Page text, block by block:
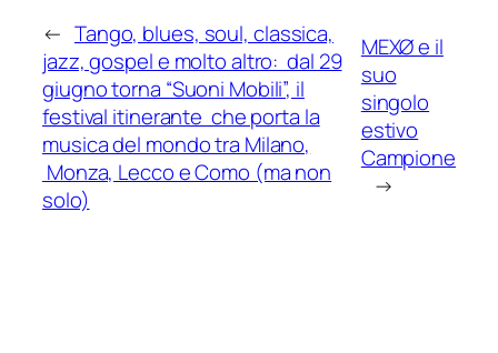
← Tango, blues, soul, classica,
jazz, gospel e molto altro: dal 29
giugno torna “Suoni Mobili”, il
festival itinerante che porta la
musica del mondo tra Milano,
Monza, Lecco e Como (ma non
solo)
MEXØ e il
suo
singolo
estivo
Campione
→